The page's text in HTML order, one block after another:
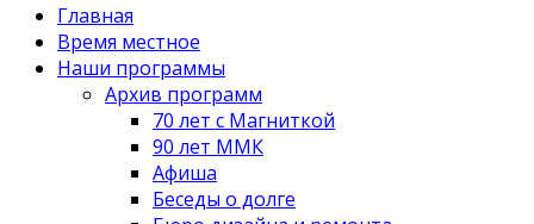
Главная
Время местное
Наши программы
Архив программ
70 лет с Магниткой
90 лет ММК
Афиша
Беседы о долге